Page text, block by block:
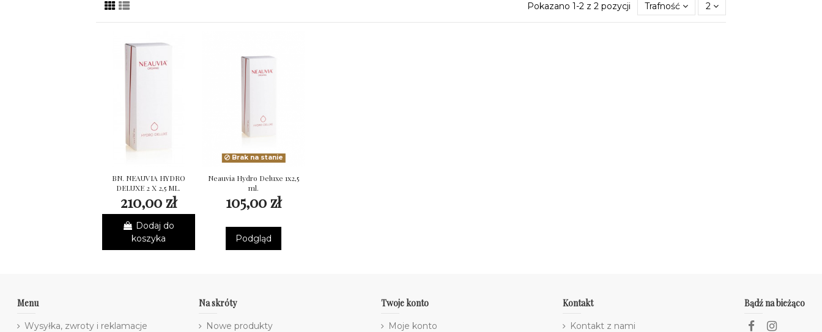
Pokazano 1-2 z 2 pozycji Trafność 2
BN. NEAUVIA HYDRO
DELUXE 2 X 2,5 ML.
210,00 zł
Dodaj do
koszyka
Brak na stanie
Neauvia Hydro Deluxe 1x2,5
ml.
105,00 zł
Podgląd
Menu
Wysyłka, zwroty i reklamacje
Na skróty
Nowe produkty
Twoje konto
Moje konto
Kontakt
Kontakt z nami
Bądź na bieżąco